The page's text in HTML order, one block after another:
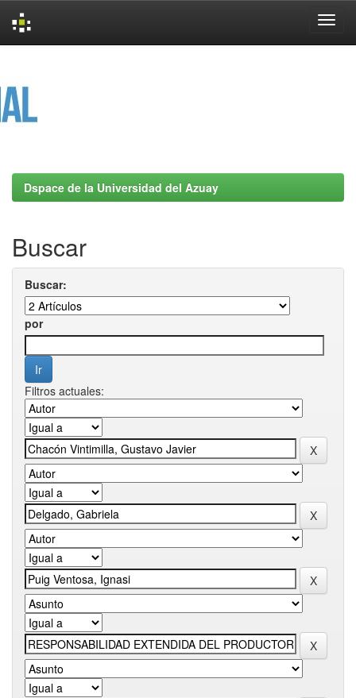
Dspace de la Universidad del Azuay
Buscar
Buscar:
por
Filtros actuales: